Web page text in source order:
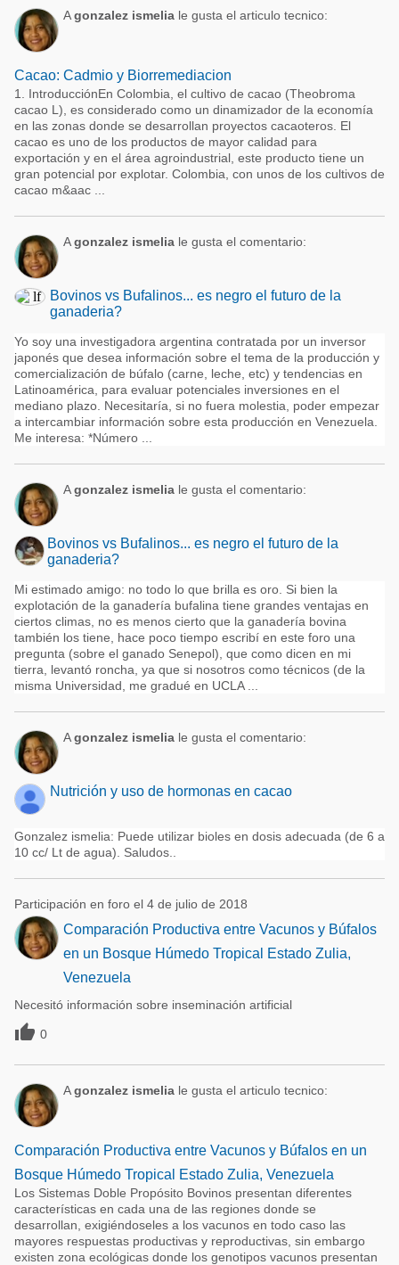
Agonzalez ismelia le gusta el articulo tecnico:
Cacao: Cadmio y Biorremediacion
1. IntroducciónEn Colombia, el cultivo de cacao (Theobroma
cacao L), es considerado como un dinamizador de la economía
en las zonas donde se desarrollan proyectos cacaoteros. El
cacao es uno de los productos de mayor calidad para
exportación y en el área agroindustrial, este producto tiene un
gran potencial por explotar. Colombia, con unos de los cultivos de
cacao m&aac ...
Agonzalez ismelia le gusta el comentario:
Bovinos vs Bufalinos... es negro el futuro de la
ganaderia?
Yo soy una investigadora argentina contratada por un inversor
japonés que desea información sobre el tema de la producción y
comercialización de búfalo (carne, leche, etc) y tendencias en
Latinoamérica, para evaluar potenciales inversiones en el
mediano plazo. Necesitaría, si no fuera molestia, poder empezar
a intercambiar información sobre esta producción en Venezuela.
Me interesa: *Número ...
Agonzalez ismelia le gusta el comentario:
Bovinos vs Bufalinos... es negro el futuro de la
ganaderia?
Mi estimado amigo: no todo lo que brilla es oro. Si bien la
explotación de la ganadería bufalina tiene grandes ventajas en
ciertos climas, no es menos cierto que la ganadería bovina
también los tiene, hace poco tiempo escribí en este foro una
pregunta (sobre el ganado Senepol), que como dicen en mi
tierra, levantó roncha, ya que si nosotros como técnicos (de la
misma Universidad, me gradué en UCLA ...
Agonzalez ismelia le gusta el comentario:
Nutrición y uso de hormonas en cacao
Gonzalez ismelia: Puede utilizar bioles en dosis adecuada (de 6 a
10 cc/ Lt de agua). Saludos..
Participación en foro el 4 de julio de 2018
Comparación Productiva entre Vacunos y Búfalos
en un Bosque Húmedo Tropical Estado Zulia,
Venezuela
Necesitó información sobre inseminación artificial
 0
Agonzalez ismelia le gusta el articulo tecnico:
Comparación Productiva entre Vacunos y Búfalos en un
Bosque Húmedo Tropical Estado Zulia, Venezuela
Los Sistemas Doble Propósito Bovinos presentan diferentes
características en cada una de las regiones donde se
desarrollan, exigiéndoseles a los vacunos en todo caso las
mayores respuestas productivas y reproductivas, sin embargo
existen zona ecológicas donde los genotipos vacunos presentan